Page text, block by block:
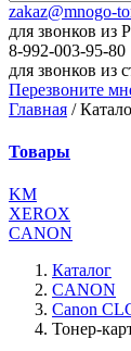
zakaz@mnogo-
для звонков из
8-992-003-95-80
для звонков из
Перезвоните
Главная /
Товары
KM
XEROX
CANON
Каталог
CANON
Canon
Тонер-